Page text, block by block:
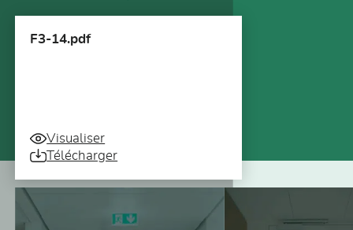
F3-14.pdf
Visualiser
Télécharger